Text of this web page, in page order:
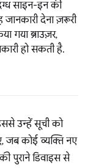
साइन-इन की
देना ज़रूरी
गया ब्राउज़र,
हो सकती है.
उन्हें सूची को
जब कोई व्यक्ति नए
पुराने डिवाइस से